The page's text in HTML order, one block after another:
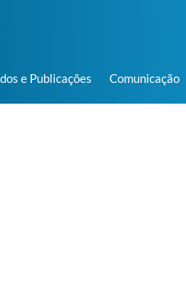
e Publicações Comunicação